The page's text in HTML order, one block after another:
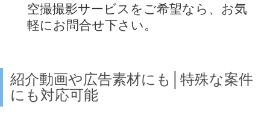
空撮撮影サービスをご希望なら、お気
軽にお問合せ下さい。
紹介動画や広告素材にも│特殊な案件
にも対応可能